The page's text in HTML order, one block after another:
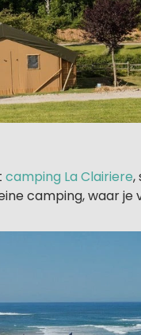
camping La Clairiere,
camping, waar